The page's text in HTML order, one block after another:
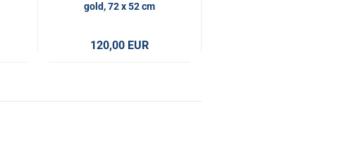
gold, 72 x 52 cm
120,00 EUR